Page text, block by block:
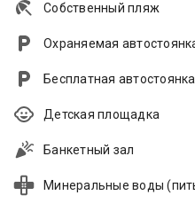
Собственный пляж
Охраняемая
Бесплатная
Детская площадка
Банкетный зал
Минеральные воды